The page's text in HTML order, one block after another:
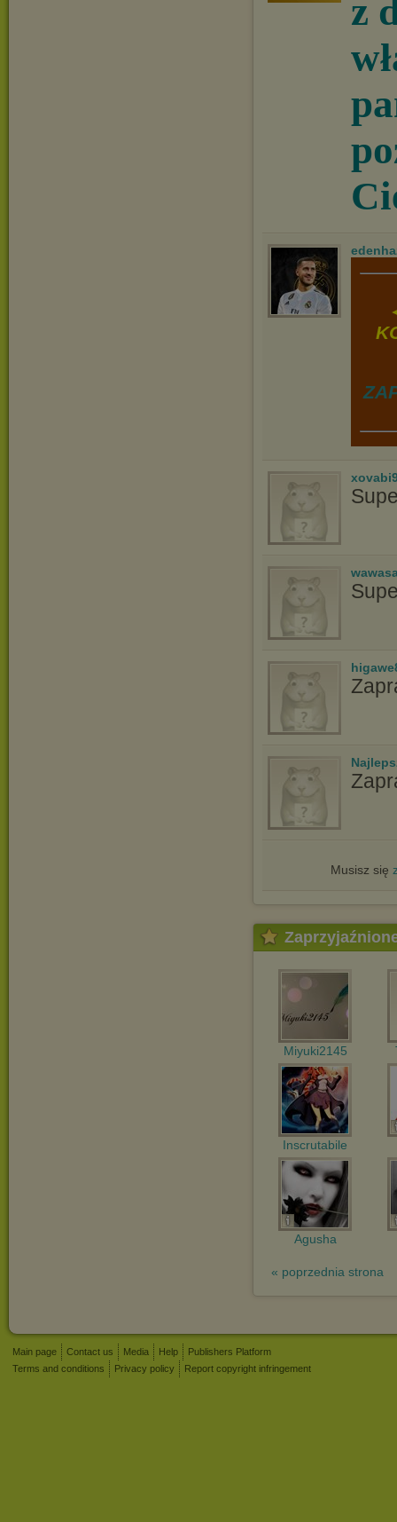
z
Musisz się
Miyuki2145
Inscrutabile
Agusha
« poprzednia strona
Main page Contact us Media Help
Publishers Platform
Terms and conditions
Privacy policy Report copyright infringement